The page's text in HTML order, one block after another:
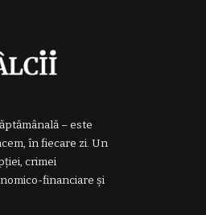
– este
în fiecare zi. Un
crimei
financiare și